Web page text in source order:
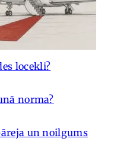
locekli?
norma?
un noilgums